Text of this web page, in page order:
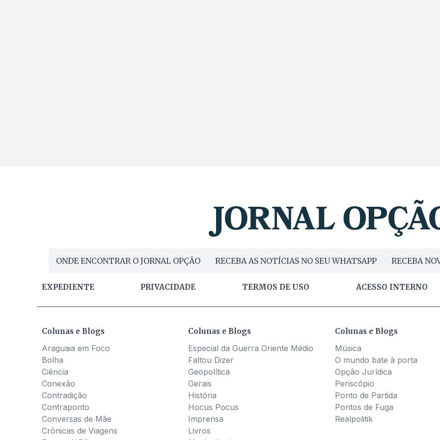
ONDE ENCONTRAR O JORNAL OPÇÃO RECEBA AS NOTÍCIAS NO SEU WHATSAPP RECEBA
EXPEDIENTE PRIVACIDADE TERMOS DE USO ACESSO INTERNO
Colunas e Blogs
Araguaia em Foco
Bolha
Ciência
Conexão
Contradição
Contraponto
Conversas de Mãe
Crônicas de Viagens
Colunas e Blogs
Especial da Guerra Oriente Médio
Faltou Dizer
Geopolítica
Gerais
História
Hocus Pocus
Imprensa
Livros
Colunas e Blogs
Música
O mundo bate à porta
Opção Jurídica
Periscópio
Ponto de Partida
Pontos de Fuga
Realpolitik